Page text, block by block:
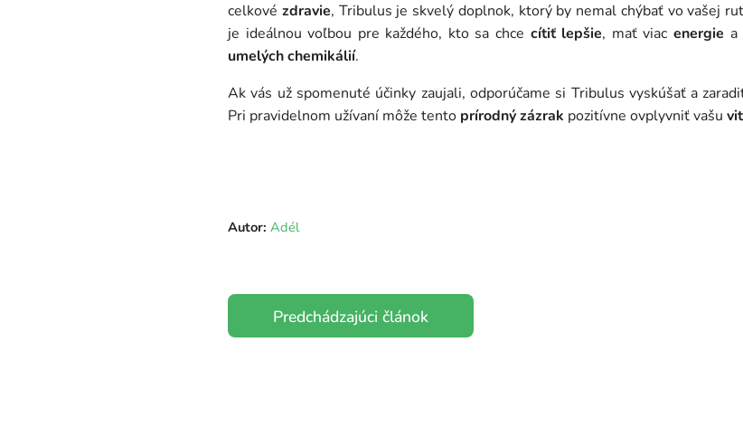
celkové zdravie, Tribulus je skvelý doplnok, ktorý by nemal chýbať vo vašej
je ideálnou voľbou pre každého, kto sa chce cítiť lepšie, mať viac energie a
umelých chemikálií.
Ak vás už spomenuté účinky zaujali, odporúčame si Tribulus vyskúšať a
Pri pravidelnom užívaní môže tento prírodný zázrak pozitívne ovplyvniť vašu
Autor: Adél
Predchádzajúci článok